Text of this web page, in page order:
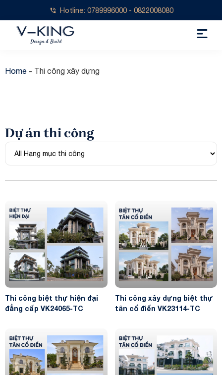
Hotline: 0789996000 - 0822008080
Home - Thi công xây dựng
Dự án thi công
Thi công biệt thự hiện đại
đẳng cấp VK24065-TC
Thi công xây dựng biệt thự
tân cổ điển VK23114-TC